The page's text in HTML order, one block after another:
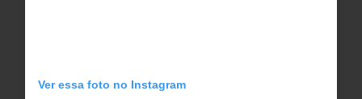
Ver essa foto no Instagram